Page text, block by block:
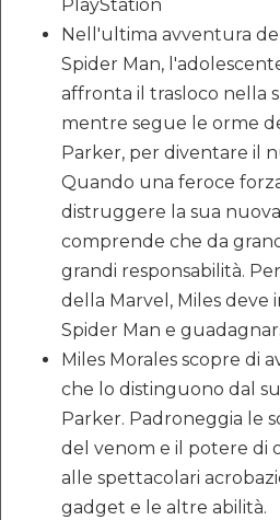
PlayStation
Nell'ultima avventura
Spider Man,
affronta il trasloco nella
mentre segue le orme
Parker, per diventare il
Quando una feroce
distruggere la sua
comprende che da
grandi responsabilità.
della Marvel, Miles deve
Spider Man e
Miles Morales scopre di
che lo distinguono dal
Parker. Padroneggia le
del venom e il potere di
alle spettacolari
gadget e le altre abilità.